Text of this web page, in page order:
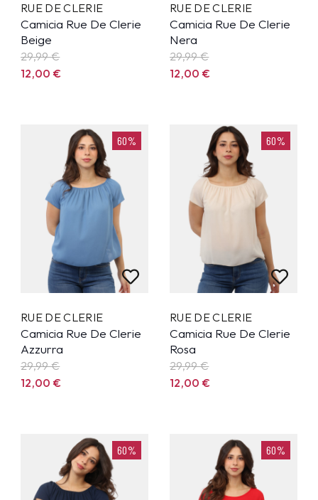
RUE DE CLERIE
Camicia Rue De Clerie
Beige
29,99€
12,00€
RUE DE CLERIE
Camicia Rue De Clerie
Nera
29,99€
12,00€
60%
RUE DE CLERIE
Camicia Rue De Clerie
Azzurra
29,99€
12,00€
60%
RUE DE CLERIE
Camicia Rue De Clerie
Rosa
29,99€
12,00€
60% 60%